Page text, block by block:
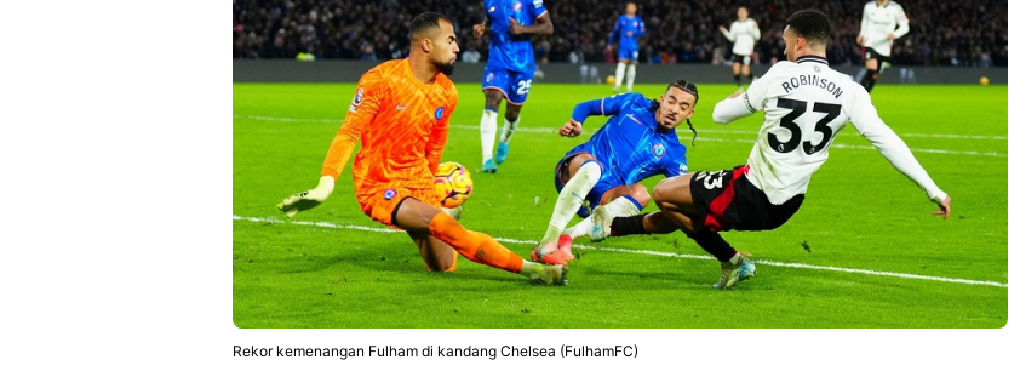
Rekor kemenangan Fulham di kandang Chelsea (FulhamFC)